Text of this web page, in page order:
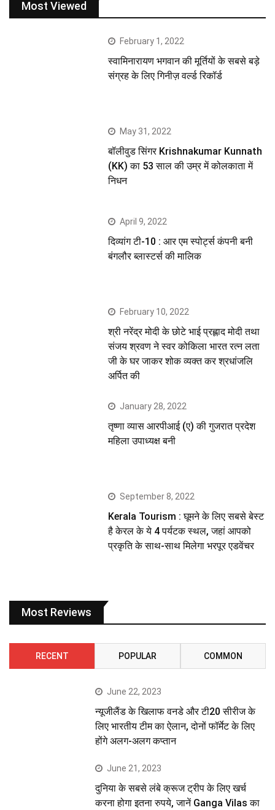
Most Viewed
February 1, 2022
स्वामिनारायण भगवान की मूर्तियों के सबसे बड़े
संग्रह के लिए गिनीज़ वर्ल्ड रिकॉर्ड
May 31, 2022
बॉलीवुड सिंगर Krishnakumar Kunnath
(KK) का 53 साल की उम्र में कोलकाता में
निधन
April 9, 2022
दिव्यांग टी-10 : आर एम स्पोर्ट्स कंपनी बनी
बंगलौर ब्लास्टर्स की मालिक
February 10, 2022
श्री नरेंद्र मोदी के छोटे भाई प्रह्लाद मोदी तथा
संजय श्रवण ने स्वर कोकिला भारत रत्न लता
जी के घर जाकर शोक व्यक्त कर श्रधांजलि
अर्पित की
January 28, 2022
तृष्णा व्यास आरपीआई (ए) की गुजरात प्रदेश
महिला उपाध्यक्ष बनी
September 8, 2022
Kerala Tourism : घूमने के लिए सबसे बेस्ट
है केरल के ये 4 पर्यटक स्थल, जहां आपको
प्रकृति के साथ-साथ मिलेगा भरपूर एडवेंचर
Most Reviews
RECENT POPULAR COMMON
June 22, 2023
न्यूजीलैंड के खिलाफ वनडे और टी20 सीरीज के
लिए भारतीय टीम का ऐलान, दोनों फॉर्मेट के लिए
होंगे अलग-अलग कप्तान
June 21, 2023
दुनिया के सबसे लंबे क्रूज ट्रीप के लिए खर्च
करना होगा इतना रुपये, जानें Ganga Vilas का